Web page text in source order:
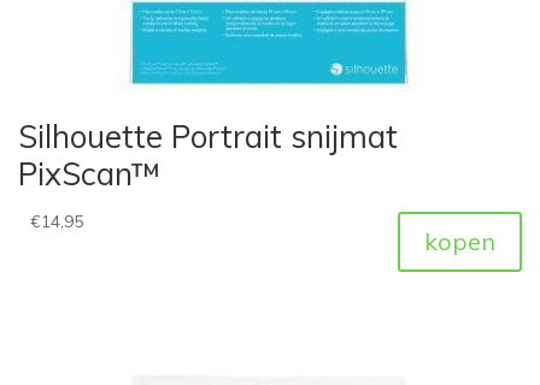
Silhouette Portrait snijmat
PixScan™
€14,95
kopen